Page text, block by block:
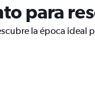
para
la época ideal